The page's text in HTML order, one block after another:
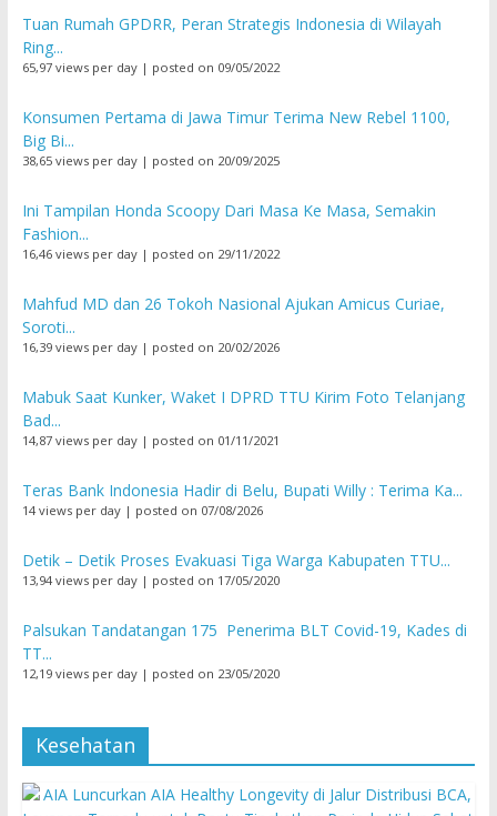
Tuan Rumah GPDRR, Peran Strategis Indonesia di Wilayah
Ring...
65,97 views per day| posted on 09/05/2022
Konsumen Pertama di Jawa Timur Terima New Rebel 1100,
Big Bi...
38,65 views per day| posted on 20/09/2025
Ini Tampilan Honda Scoopy Dari Masa Ke Masa, Semakin
Fashion...
16,46 views per day| posted on 29/11/2022
Mahfud MD dan 26 Tokoh Nasional Ajukan Amicus Curiae,
Soroti...
16,39 views per day| posted on 20/02/2026
Mabuk Saat Kunker, Waket I DPRD TTU Kirim Foto Telanjang
Bad...
14,87 views per day| posted on 01/11/2021
Teras Bank Indonesia Hadir di Belu, Bupati Willy : Terima Ka...
14 views per day| posted on 07/08/2026
Detik – Detik Proses Evakuasi Tiga Warga Kabupaten TTU...
13,94 views per day| posted on 17/05/2020
Palsukan Tandatangan 175 Penerima BLT Covid-19, Kades di
TT...
12,19 views per day| posted on 23/05/2020
Kesehatan